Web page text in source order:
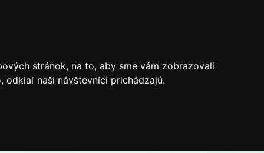
stránok, na to, aby sme vám zobrazovali
odkiaľ naši návštevníci prichádzajú.